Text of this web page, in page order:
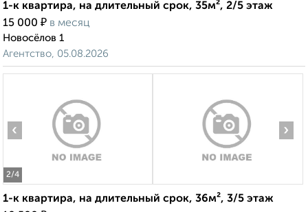
1-к квартира, на длительный срок, 35м², 2/5 этаж
15 000 ₽ в месяц
Новосёлов 1
Агентство, 05.08.2026
2/4
‹ ›
1-к квартира, на длительный срок, 36м², 3/5 этаж